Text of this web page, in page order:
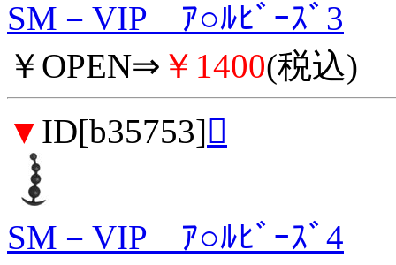
SM－VIP ｱ○ﾙﾋﾞｰｽﾞ3
￥OPEN⇒ ￥1400(税込)
▼ ID[b35753]
SM－VIP ｱ○ﾙﾋﾞｰｽﾞ4